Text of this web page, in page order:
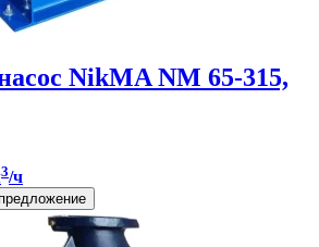
NikMA NM 65-315,
3/ч